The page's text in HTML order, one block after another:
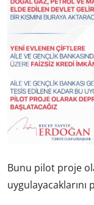
Bunu pilot proje
uygulayacaklarını